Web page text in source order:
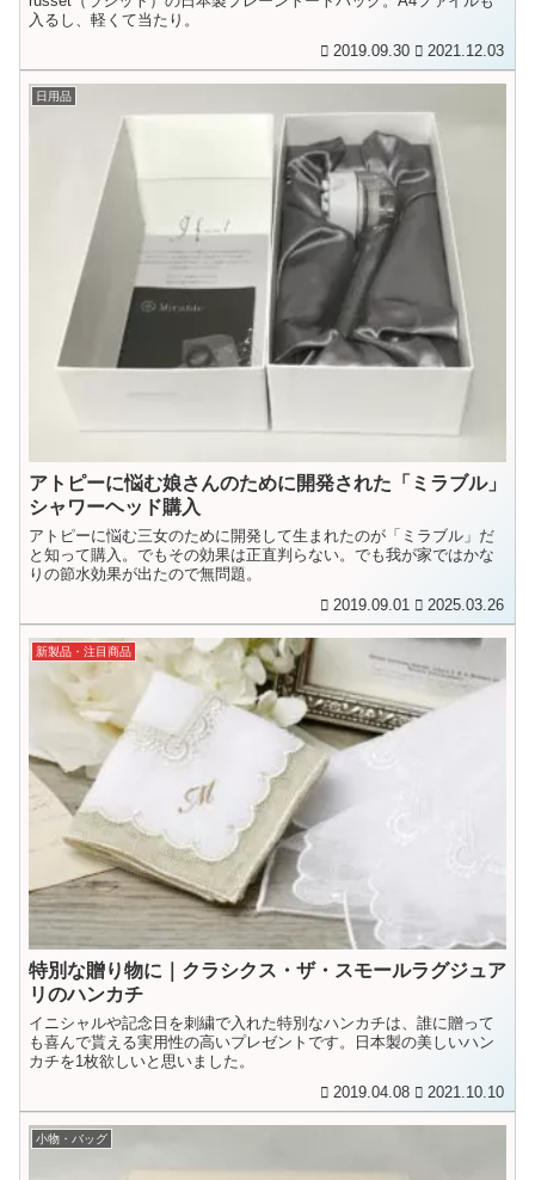
入るし、軽くて当たり。
2019.09.30 2021.12.03
日用品
アトピーに悩む娘さんのために開発された「ミラブル」
シャワーヘッド購入
アトピーに悩む三女のために開発して生まれたのが「ミラブル」だ
と知って購入。でもその効果は正直判らない。でも我が家ではかな
りの節水効果が出たので無問題。
2019.09.01 2025.03.26
新製品・注目商品
特別な贈り物に｜クラシクス・ザ・スモールラグジュア
リのハンカチ
イニシャルや記念日を刺繍で入れた特別なハンカチは、誰に贈って
も喜んで貰える実用性の高いプレゼントです。日本製の美しいハン
カチを1枚欲しいと思いました。
2019.04.08 2021.10.10
小物・バッグ